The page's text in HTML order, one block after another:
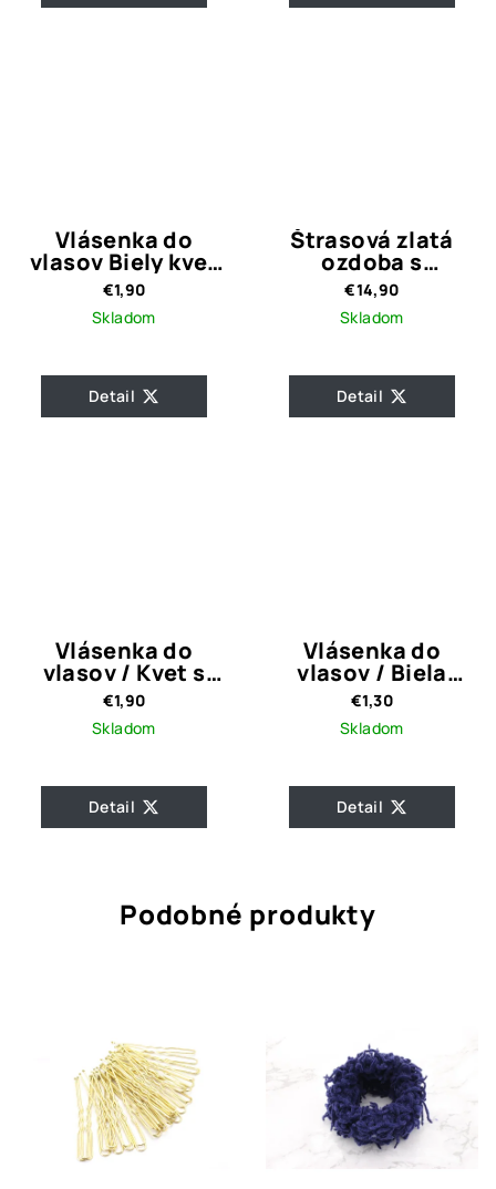
Vlásenka do
vlasov Biely kvet
LIMA
€1,90
Skladom
Detail
Štrasová zlatá
ozdoba s
perličkami Navy
Gold
€14,90
Skladom
Detail
Vlásenka do
vlasov / Kvet s
čírymi kamienkami
€1,90
Skladom
Detail
Vlásenka do
vlasov / Biela
ružička
€1,30
Skladom
Detail
Podobné produkty